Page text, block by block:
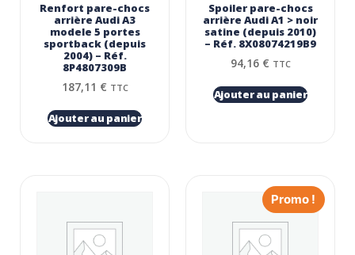
Renfort pare-chocs
arrière Audi A3
modele 5 portes
sportback (depuis
2004) – Réf.
8P4807309B
187,11 € TTC
Ajouter au panier
Spoiler pare-chocs
arrière Audi A1 > noir
satine (depuis 2010)
– Réf. 8X08074219B9
94,16 € TTC
Ajouter au panier
Promo !